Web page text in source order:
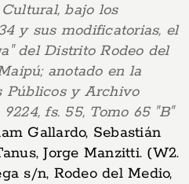
bajo los
y sus modificatorias, el
del Distrito Rodeo del
anotado en la
Públicos y Archivo
fs. 55, Tomo 65 "B"
Gallardo, Sebastián
Jorge Manzitti. (W2.
s/n, Rodeo del Medio,